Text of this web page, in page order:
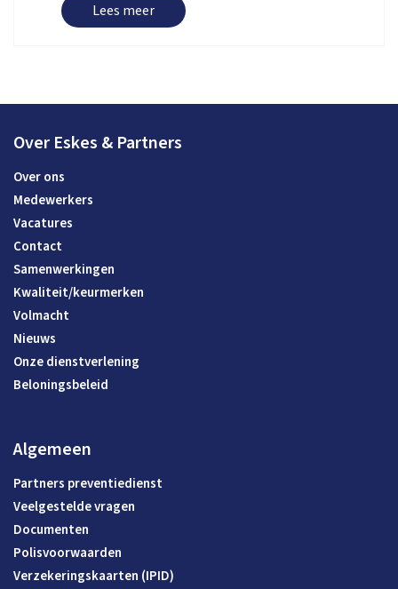
Lees meer
Over Eskes & Partners
Over ons
Medewerkers
Vacatures
Contact
Samenwerkingen
Kwaliteit/keurmerken
Volmacht
Nieuws
Onze dienstverlening
Beloningsbeleid
Algemeen
Partners preventiedienst
Veelgestelde vragen
Documenten
Polisvoorwaarden
Verzekeringskaarten (IPID)